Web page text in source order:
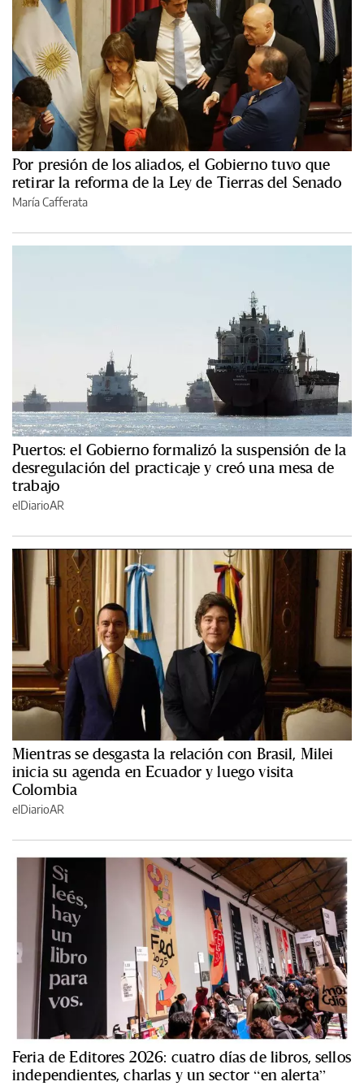
Por presión de los aliados, el Gobierno tuvo que
retirar la reforma de la Ley de Tierras del Senado
María Cafferata
Puertos: el Gobierno formalizó la suspensión de la
desregulación del practicaje y creó una mesa de
trabajo
elDiarioAR
Mientras se desgasta la relación con Brasil, Milei
inicia su agenda en Ecuador y luego visita
Colombia
elDiarioAR
Feria de Editores 2026: cuatro días de libros, sellos
independientes, charlas y un sector “en alerta”